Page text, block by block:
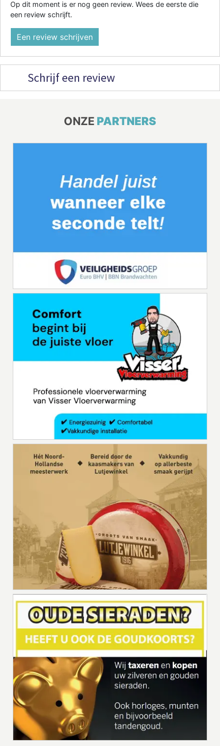
Op dit moment is er nog geen review. Wees de eerste die
een review schrijft.
Een review schrijven
Schrijf een review
ONZE PARTNERS